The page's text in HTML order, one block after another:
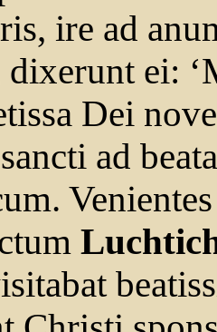
ire ad
ei:
Dei
ad